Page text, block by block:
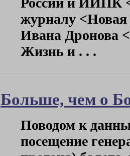
журналу
Ивана
Жизнь и . . .
Больше, чем о
Поводом к
посещение